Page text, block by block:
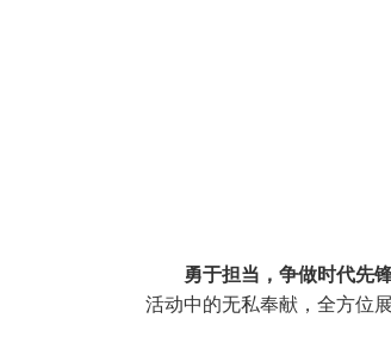
勇于担当，争做时代先锋
活动中的无私奉献，全方位